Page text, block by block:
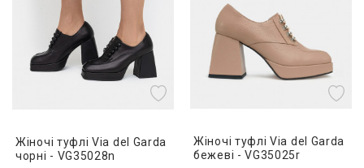
Жіночі туфлі Via del Garda
чорні - VG35028n
Жіночі туфлі Via del Garda
бежеві - VG35025r